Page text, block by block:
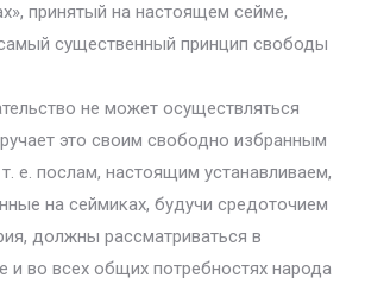
принятый на настоящем сейме,
существенный принцип свободы
не может осуществляться
это своим свободно избранным
е. послам, настоящим устанавливаем,
на сеймиках, будучи средоточием
должны рассматриваться в
и во всех общих потребностях народа